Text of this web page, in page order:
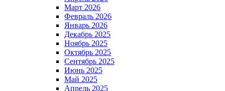
Март 2026
Февраль 2026
Январь 2026
Декабрь 2025
Ноябрь 2025
Октябрь 2025
Сентябрь 2025
Июнь 2025
Май 2025
Апрель 2025